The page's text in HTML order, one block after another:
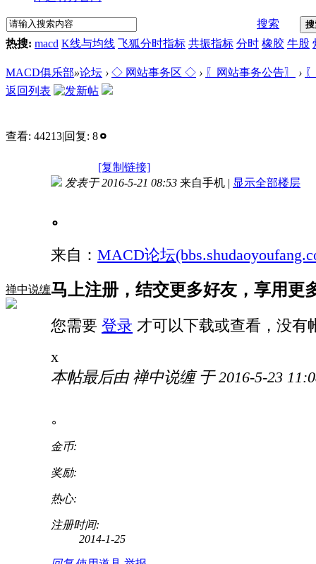
搜索
热搜: macd K线与均线 飞狐分时指标 共振指标 分时 橡胶 牛股
MACD俱乐部»论坛 › ◇ 网站事务区 ◇ › 〖网站事务公告〗 ›
返回列表
查看: 44213|回复: 8。
[复制链接]
禅中说缠
发表于 2016-5-21 08:53 来自手机 | 显示全部楼层
。
来自： MACD论坛
马上注册，结交更多好友，享用更
您需要 登录 才可以下载或查看，没有
x
本帖最后由 禅中说缠 于 2016-5-23
。
金币:
奖励:
热心:
注册时间:
2014-1-25